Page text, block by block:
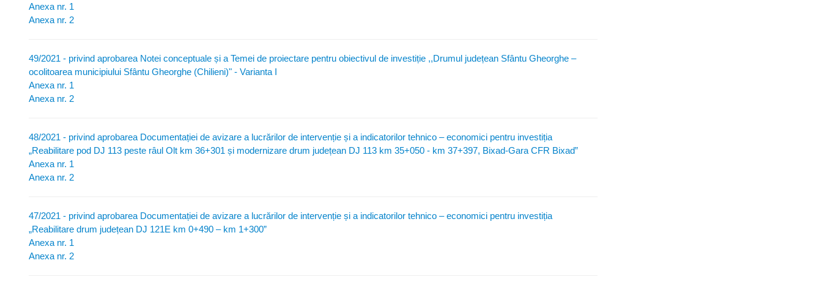
Anexa nr. 1
Anexa nr. 2
49/2021 - privind aprobarea Notei conceptuale și a Temei de proiectare pentru obiectivul de investiție ,,Drumul județean Sfântu Gheorghe –
ocolitoarea municipiului Sfântu Gheorghe (Chilieni)" - Varianta I
Anexa nr. 1
Anexa nr. 2
48/2021 - privind aprobarea Documentației de avizare a lucrărilor de intervenție și a indicatorilor tehnico – economici pentru investiția
„Reabilitare pod DJ 113 peste râul Olt km 36+301 și modernizare drum județean DJ 113 km 35+050 - km 37+397, Bixad-Gara CFR Bixad”
Anexa nr. 1
Anexa nr. 2
47/2021 - privind aprobarea Documentației de avizare a lucrărilor de intervenție și a indicatorilor tehnico – economici pentru investiția
„Reabilitare drum județean DJ 121E km 0+490 – km 1+300”
Anexa nr. 1
Anexa nr. 2